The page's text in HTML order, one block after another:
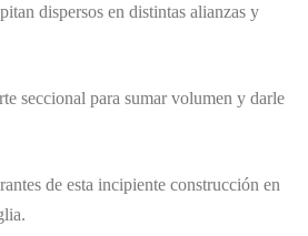
dispersos en distintas alianzas y
seccional para sumar volumen y darle
de esta incipiente construcción en